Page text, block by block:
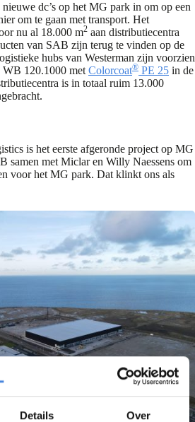
Details Over
dc’s op het MG park in om op een
om te gaan met transport. Het
nu al 18.000 m2 aan distributiecentra
van SAB zijn terug te vinden op de
hubs van Westerman zijn voorzien
120.1000 met Colorcoat® PE 25 in de
is in totaal ruim 13.000
is het eerste afgeronde project op MG
samen met Miclar en Willy Naessens om
voor het MG park. Dat klinkt ons als